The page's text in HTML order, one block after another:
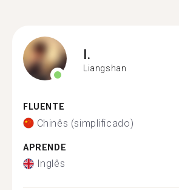
I.
Liangshan
FLUENTE
Chinês (simplificado)
APRENDE
Inglês